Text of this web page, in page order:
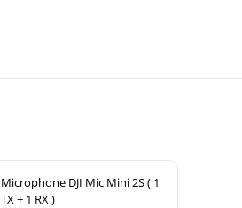
Microphone DJI Mic Mini 2S ( 1
TX + 1 RX )